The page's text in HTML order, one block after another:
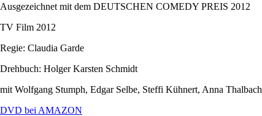
Ausgezeichnet mit dem DEUTSCHEN COMEDY PREIS 2012
TV Film 2012
Regie: Claudia Garde
Drehbuch: Holger Karsten Schmidt
mit Wolfgang Stumph, Edgar Selbe, Steffi Kühnert, Anna Thalbach
DVD bei AMAZON